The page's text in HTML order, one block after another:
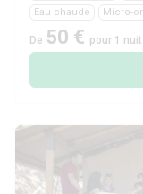
Eau chaude
Micro-
De 50 € pour 1 nuit